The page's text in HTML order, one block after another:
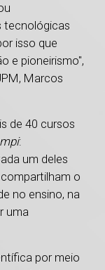
tecnológicas
isso que
e pioneirismo",
Marcos
de 40 cursos
:
um deles
o
no ensino, na
uma
por meio